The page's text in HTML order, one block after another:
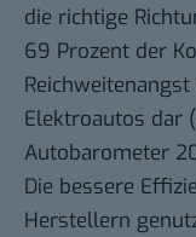
die richtige
69 Prozent der
Elektroautos dar
Autobarometer
Die bessere
Herstellern